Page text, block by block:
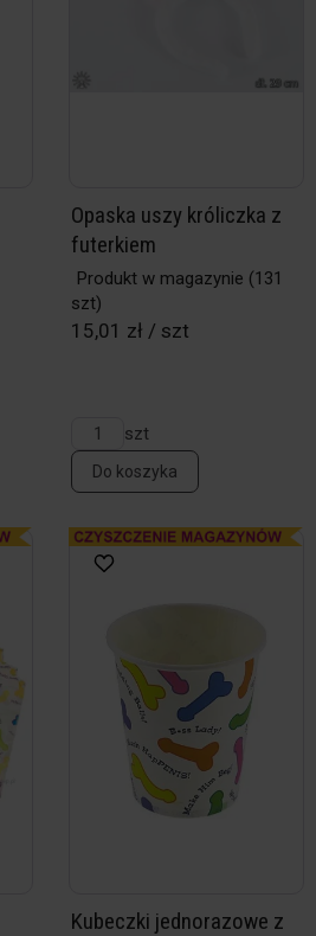
Opaska uszy króliczka z
futerkiem
Produkt w magazynie (131
szt)
15,01 zł / szt
szt
Do koszyka
Kubeczki jednorazowe z